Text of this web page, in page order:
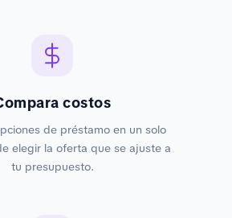
costos
de préstamo en un solo
elegir la oferta que se ajuste a
tu presupuesto.